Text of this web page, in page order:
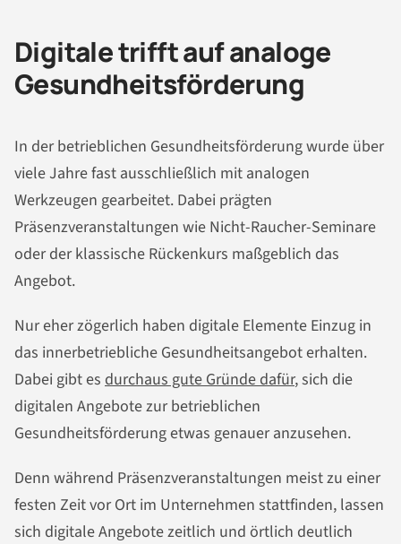
Digitale trifft auf analoge
Gesundheitsförderung
In der betrieblichen Gesundheitsförderung wurde über
viele Jahre fast ausschließlich mit analogen
Werkzeugen gearbeitet. Dabei prägten
Präsenzveranstaltungen wie Nicht-Raucher-Seminare
oder der klassische Rückenkurs maßgeblich das
Angebot.
Nur eher zögerlich haben digitale Elemente Einzug in
das innerbetriebliche Gesundheitsangebot erhalten.
Dabei gibt es durchaus gute Gründe dafür, sich die
digitalen Angebote zur betrieblichen
Gesundheitsförderung etwas genauer anzusehen.
Denn während Präsenzveranstaltungen meist zu einer
festen Zeit vor Ort im Unternehmen stattfinden, lassen
sich digitale Angebote zeitlich und örtlich deutlich